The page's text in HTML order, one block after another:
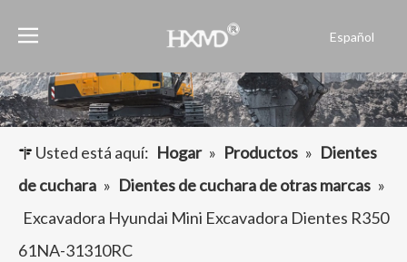
Español
العربية
Français
Pусский
Usted está aquí: Hogar » Productos » Dientes
de cuchara » Dientes de cuchara de otras marcas »
Excavadora Hyundai Mini Excavadora Dientes R350
61NA-31310RC